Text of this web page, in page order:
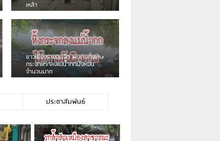
สร้างความรำคาญ
ชาวผาลั้ง โวย ไร้หน่วยงานดูแล
ดินสไลด์ ต้องจัดการกันเอง
ประชาสัมพันธ์